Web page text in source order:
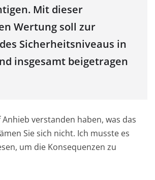
Mit dieser
Wertung soll zur
Sicherheitsniveaus in
insgesamt beigetragen
Anhieb verstanden haben, was das
Sie sich nicht. Ich musste es
um die Konsequenzen zu